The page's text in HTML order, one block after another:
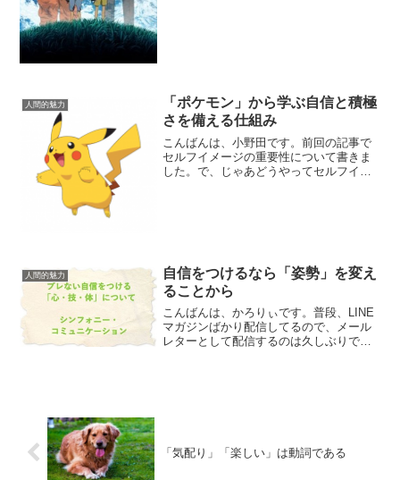
人間的魅力
「ポケモン」から学ぶ自信と積極
さを備える仕組み
こんばんは、小野田です。前回の記事で
セルフイメージの重要性について書きま
した。で、じゃあどうやってセルフイメ
人間的魅力
自信をつけるなら「姿勢」を変え
ることから
こんばんは、かろりぃです。普段、LINE
マガジンばかり配信してるので、メール
レターとして配信するのは久しぶりで
「気配り」「楽しい」は動詞である